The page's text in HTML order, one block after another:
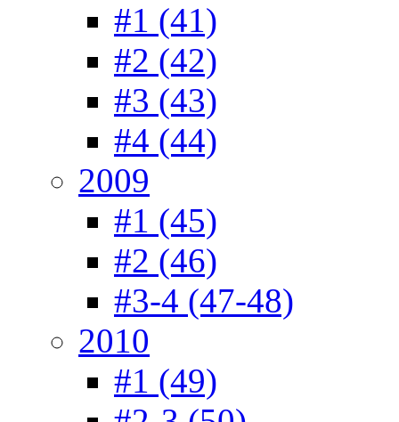
#1 (41)
#2 (42)
#3 (43)
#4 (44)
2009
#1 (45)
#2 (46)
#3-4 (47-48)
2010
#1 (49)